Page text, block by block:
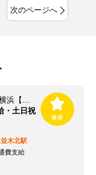
次のページへ
株式会社スタッフサービス/横浜市金沢区・横浜【並木北駅】
・土日祝
並木北駅
費支給